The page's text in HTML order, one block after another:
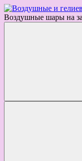
Воздушные шары на